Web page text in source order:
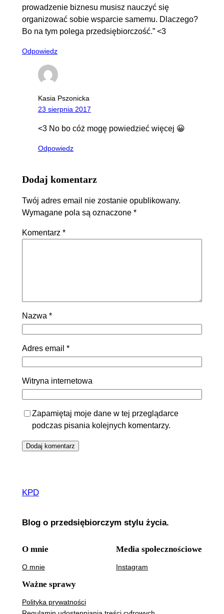
prowadzenie biznesu musisz nauczyć się
organizować sobie wsparcie samemu. Dlaczego?
Bo na tym polega przedsiębiorczość.” <3
Odpowiedz
Kasia Pszonicka
23 sierpnia 2017
<3 No bo cóż mogę powiedzieć więcej 😀
Odpowiedz
Dodaj komentarz
Twój adres email nie zostanie opublikowany.
Wymagane pola są oznaczone *
Komentarz *
Nazwa *
Adres email *
Witryna internetowa
Zapamiętaj moje dane w tej przeglądarce
podczas pisania kolejnych komentarzy.
KPD
Blog o przedsiębiorczym stylu życia.
O mnie
O mnie
Media społecznościowe
Instagram
Ważne sprawy
Polityka prywatności